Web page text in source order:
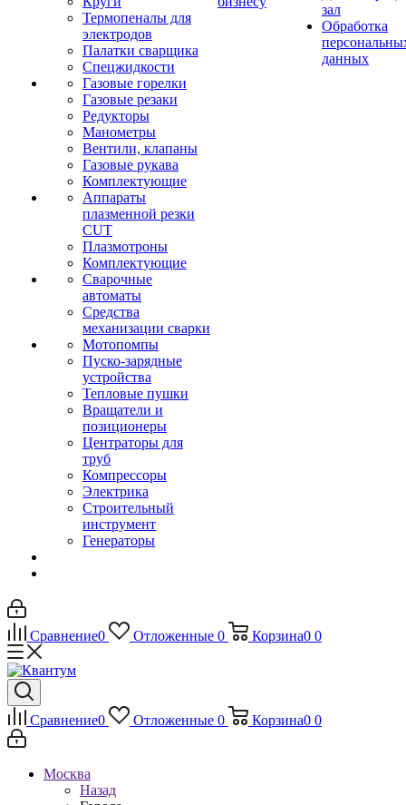
Термопеналы для
электродов
Палатки сварщика
Спецжидкости
Газовые горелки
Газовые резаки
Редукторы
Манометры
Вентили, клапаны
Газовые рукава
Комплектующие
Аппараты
плазменной резки
CUT
Плазмотроны
Комплектующие
Сварочные
автоматы
Средства
механизации сварки
Мотопомпы
Пуско-зарядные
устройства
Тепловые пушки
Вращатели и
позиционеры
Центраторы для
труб
Компрессоры
Электрика
Строительный
инструмент
Генераторы
зал
Обработка
данных
Сравнение0 Отложенные 0 Корзина0 0
Сравнение0 Отложенные 0 Корзина0 0
Москва
Назад